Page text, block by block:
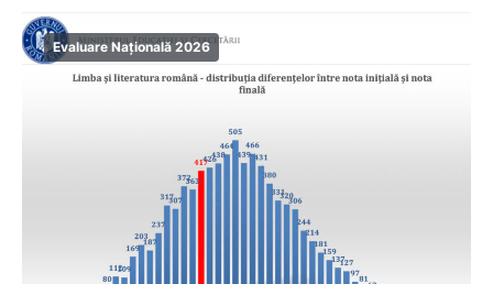
Evaluare Națională 2026